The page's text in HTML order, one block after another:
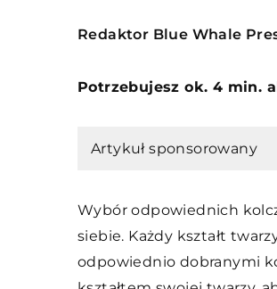
Redaktor Blue Whale
Potrzebujesz ok. 4 min.
Artykuł sponsorowany
Wybór odpowiednich
siebie. Każdy kształt
odpowiednio dobranymi